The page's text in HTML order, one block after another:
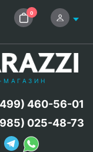
0
460-56-01
025-48-73